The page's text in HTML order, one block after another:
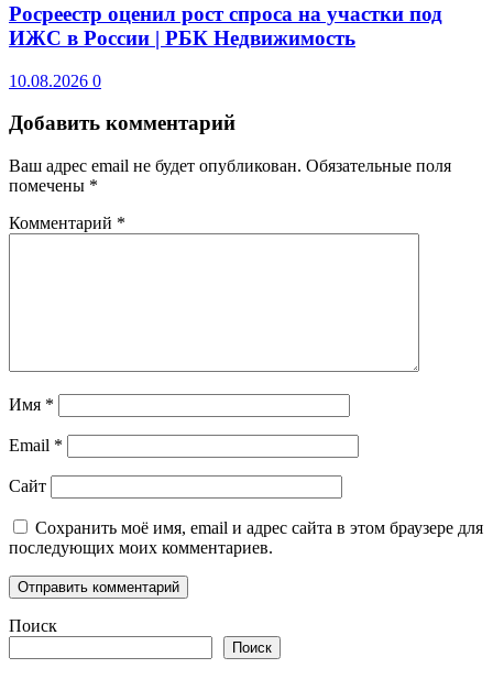
Росреестр оценил рост спроса на участки под
ИЖС в России | РБК Недвижимость
10.08.2026 0
Добавить комментарий
Ваш адрес email не будет опубликован. Обязательные поля
помечены *
Комментарий *
Имя *
Email *
Сайт
Сохранить моё имя, email и адрес сайта в этом браузере для
последующих моих комментариев.
Поиск
Поиск